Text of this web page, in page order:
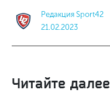
Редакция Sport42
21.02.2023
Читайте далее